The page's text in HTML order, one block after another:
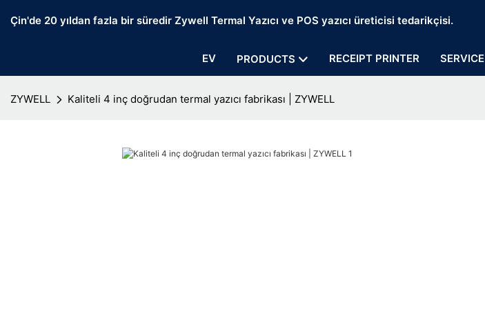
Çin'de 20 yıldan fazla bir süredir Zywell Termal Yazıcı ve POS yazıcı üreticisi tedarikçisi.
EV PRODUCTS RECEIPT PRINTER SERVICE
ZYWELL Kaliteli 4 inç doğrudan termal yazıcı fabrikası | ZYWELL